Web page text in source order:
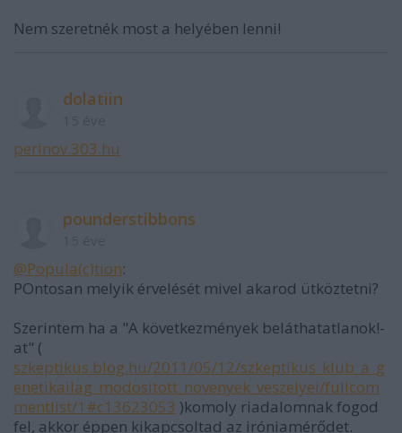
Nem szeretnék most a helyében lenni!
dolatiin
perinov.303.hu
pounderstibbons
@Popula(c)tion:
POntosan melyik érvelését mivel akarod ütköztetni?
Szerintem ha a "A következmények beláthatatlanok!-
at" (
szkeptikus.blog.hu/2011/05/12/szkeptikus_klub_a_g
enetikailag_modositott_novenyek_veszelyei/fullcom
mentlist/1#c13623053 )komoly riadalomnak fogod
fel, akkor éppen kikapcsoltad az iróniamérődet.